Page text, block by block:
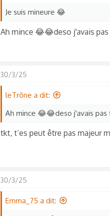
Je suis mineure 😂
Ah mince 😂😂deso j'avais
30/3/25
leTrõne a dit:
Ah mince 😂😂deso j'avais
tkt, t’es peut être pas majeur
30/3/25
Emma_75 a dit: